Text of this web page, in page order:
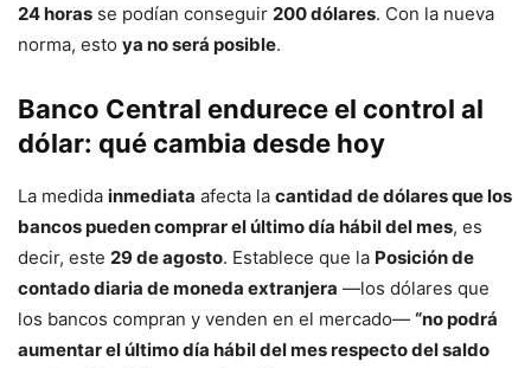
24 horas se podían conseguir 200 dólares. Con la nueva
norma, esto ya no será posible.
Banco Central endurece el control al
dólar: qué cambia desde hoy
La medida inmediata afecta la cantidad de dólares que los
bancos pueden comprar el último día hábil del mes, es
decir, este 29 de agosto. Establece que la Posición de
contado diaria de moneda extranjera —los dólares que
los bancos compran y venden en el mercado— “no podrá
aumentar el último día hábil del mes respecto del saldo